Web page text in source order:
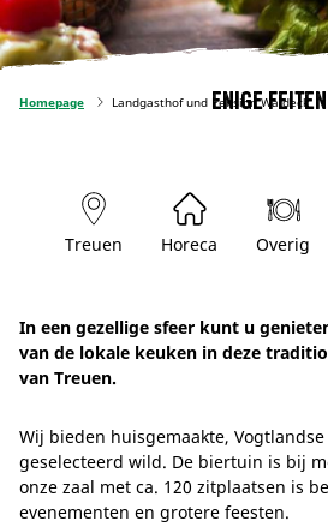
Homepage Landgasthof und Pension Waldeck
Enige feiten
Treuen Horeca Overig
In een gezellige sfeer kunt u
van de lokale keuken in deze
van Treuen.
Wij bieden huisgemaakte,
geselecteerd wild. De biertuin is bij
onze zaal met ca. 120 zitplaatsen is
evenementen en grotere feesten.